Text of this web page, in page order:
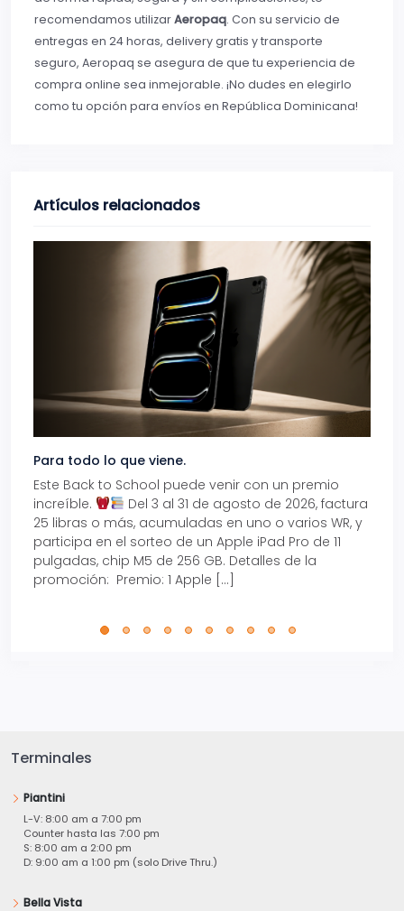
recomendamos utilizarAeropaq. Con su servicio de
entregas en 24 horas, delivery gratis y transporte
seguro, Aeropaq se asegura de que tu experiencia de
compra online sea inmejorable. ¡No dudes en elegirlo
como tu opción para envíos en República Dominicana!
Artículos relacionados
Para todo lo que viene.
Este Back to School puede venir con un premio
increíble.
Del 3 al 31 de agosto de 2026, factura
25 libras o más, acumuladas en uno o varios WR, y
participa en el sorteo de un Apple iPad Pro de 11
pulgadas, chip M5 de 256 GB. Detalles de la
promoción: Premio: 1 Apple […]
Terminales
Piantini
L-V: 8:00 am a 7:00 pm
Counter hasta las 7:00 pm
S: 8:00 am a 2:00 pm
D: 9:00 am a 1:00 pm (solo Drive Thru.)
Bella Vista